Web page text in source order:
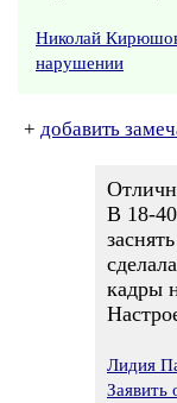
Николай
нарушении
+ добавить
В 18-
кадры
Лидия
Заявить